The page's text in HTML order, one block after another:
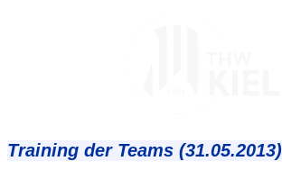
Training der Teams (31.05.2013)